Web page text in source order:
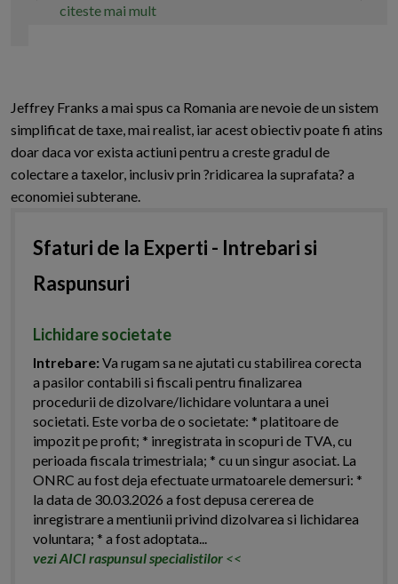
citeste mai mult
Jeffrey Franks a mai spus ca Romania are nevoie de un sistem
simplificat de taxe, mai realist, iar acest obiectiv poate fi atins
doar daca vor exista actiuni pentru a creste gradul de
colectare a taxelor, inclusiv prin ?ridicarea la suprafata? a
economiei subterane.
Sfaturi de la Experti - Intrebari si
Raspunsuri
Lichidare societate
Intrebare:Va rugam sa ne ajutati cu stabilirea corecta
a pasilor contabili si fiscali pentru finalizarea
procedurii de dizolvare/lichidare voluntara a unei
societati. Este vorba de o societate: * platitoare de
impozit pe profit; * inregistrata in scopuri de TVA, cu
perioada fiscala trimestriala; * cu un singur asociat. La
ONRC au fost deja efectuate urmatoarele demersuri: *
la data de 30.03.2026 a fost depusa cererea de
inregistrare a mentiunii privind dizolvarea si lichidarea
voluntara; * a fost adoptata...
vezi AICI raspunsul specialistilor <<